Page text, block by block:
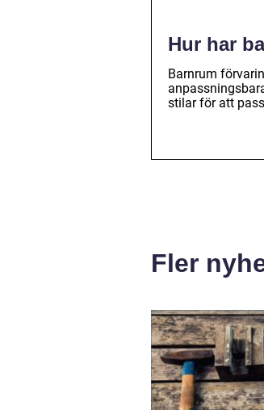
Hur har
Barnrum
stilar för att
Fler